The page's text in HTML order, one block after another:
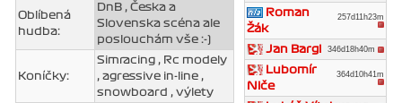
Oblíbená
hudba:
DnB , Česka a
Slovenska scéna ale
poslouchám vše :-)
Koníčky:
Simracing , Rc modely
, agressive in-line ,
snowboard , výlety
Roman
Žák
257d11h23m
Jan Bargl 346d18h40m
Lubomír
Niče
364d10h41m